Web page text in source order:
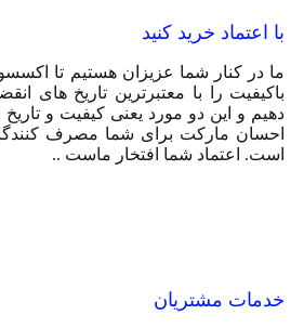
با اعتماد خرید کنید
ما در کنار شما عزیزان هستیم تا
باکیفیت را با معتبرترین تاریخ های
دهیم و این دو مورد یعنی کیفیت و
احسان مارکت برای شما مصرف
است. اعتماد شما افتخار ماست ..
خدمات مشتریان